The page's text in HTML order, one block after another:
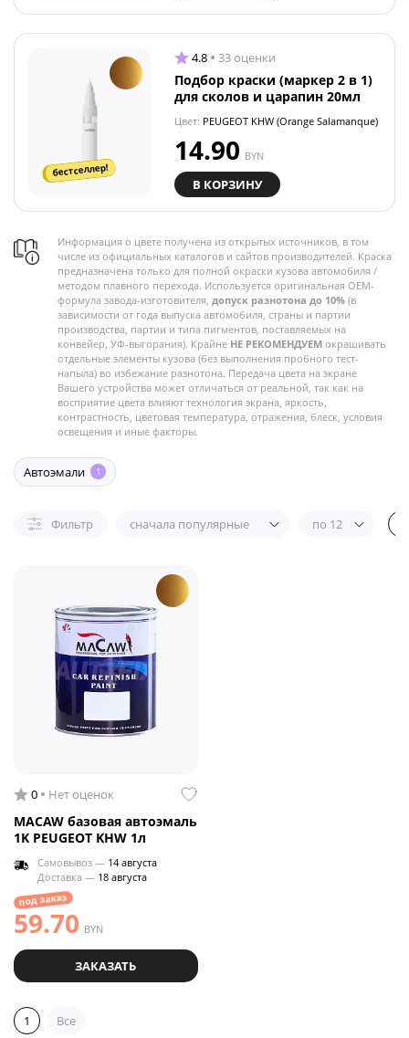
бестселлер!
4.8 33 оценки
Подбор краски (маркер 2 в 1)
для сколов и царапин 20мл
Цвет: PEUGEOT KHW (Orange Salamanque)
14.90 BYN
В КОРЗИНУ
Информация о цвете получена из открытых источников, в том
числе из официальных каталогов и сайтов производителей. Краска
предназначена только для полной окраски кузова автомобиля /
методом плавного перехода. Используется оригинальная OEM-
формула завода-изготовителя, допуск разнотона до 10% (в
зависимости от года выпуска автомобиля, страны и партии
производства, партии и типа пигментов, поставляемых на
конвейер, УФ-выгорания). Крайне НЕ РЕКОМЕНДУЕМ окрашивать
отдельные элементы кузова (без выполнения пробного тест-
напыла) во избежание разнотона. Передача цвета на экране
Вашего устройства может отличаться от реальной, так как на
восприятие цвета влияют технология экрана, яркость,
контрастность, цветовая температура, отражения, блеск, условия
освещения и иные факторы.
Автоэмали 1
Фильтр сначала популярные по 12
0 Нет оценок
MACAW базовая автоэмаль
1K PEUGEOT KHW 1л
Самовывоз — 14 августа
Доставка — 18 августа
под заказ
59.70 BYN
ЗАКАЗАТЬ
1 Все